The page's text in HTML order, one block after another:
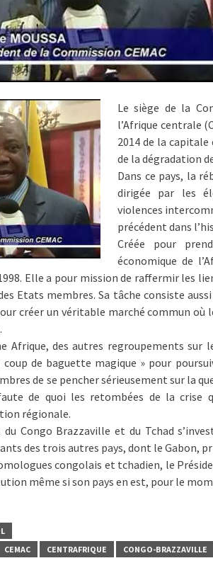
Le siège de la
l’Afrique centrale
2014 de la
de la dégradation
Dans ce pays, la
dirigée par les
violences
précédent dans
Créée pour
économique de
Elle a pour mission de raffermir les
Etats membres. Sa tâche consiste
créer un véritable marché commun où
Afrique, des autres regroupements
coup de baguette magique » pour
de se pencher sérieusement sur la
de quoi les retombées de la crise
régionale.
Congo Brazzaville et du Tchad
des trois autres pays, dont le Gabon,
congolais et tchadien, le
même si son pays en est, pour le
CEMAC CENTRAFRIQUE CONGO-BRAZZAVILLE